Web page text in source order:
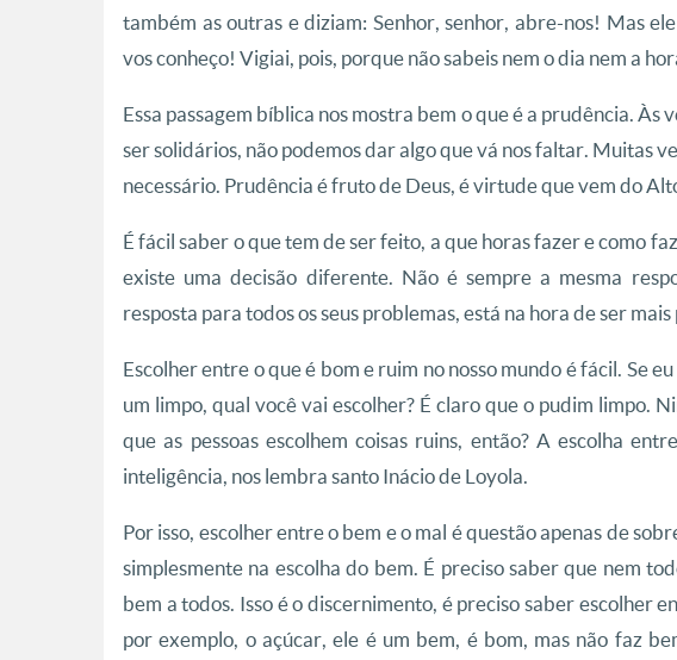
também as outras e diziam: Senhor, senhor, abre-nos! Mas
vos conheço! Vigiai, pois, porque não sabeis nem o dia nem a
Essa passagem bíblica nos mostra bem o que é a prudência. Às
ser solidários, não podemos dar algo que vá nos faltar. Muitas
necessário. Prudência é fruto de Deus, é virtude que vem do
É fácil saber o que tem de ser feito, a que horas fazer e como
existe uma decisão diferente. Não é sempre a mesma
resposta para todos os seus problemas, está na hora de ser
Escolher entre o que é bom e ruim no nosso mundo é fácil. Se
um limpo, qual você vai escolher? É claro que o pudim limpo.
que as pessoas escolhem coisas ruins, então? A escolha
inteligência, nos lembra santo Inácio de Loyola.
Por isso, escolher entre o bem e o mal é questão apenas de
simplesmente na escolha do bem. É preciso saber que nem
bem a todos. Isso é o discernimento, é preciso saber escolher
por exemplo, o açúcar, ele é um bem, é bom, mas não faz